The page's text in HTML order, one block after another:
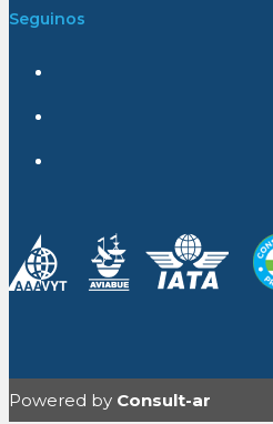
Seguinos
Powered by Consult-ar